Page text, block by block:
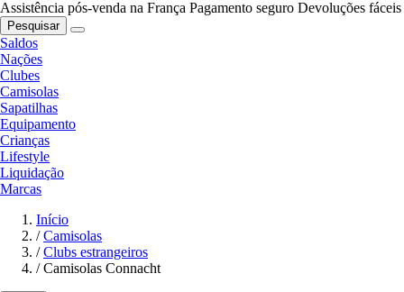
Assistência pós-venda na França Pagamento seguro Devoluções fáceis
Pesquisar
Saldos
Nações
Clubes
Camisolas
Sapatilhas
Equipamento
Crianças
Lifestyle
Liquidação
Marcas
Início
/ Camisolas
/ Clubs estrangeiros
/ Camisolas Connacht